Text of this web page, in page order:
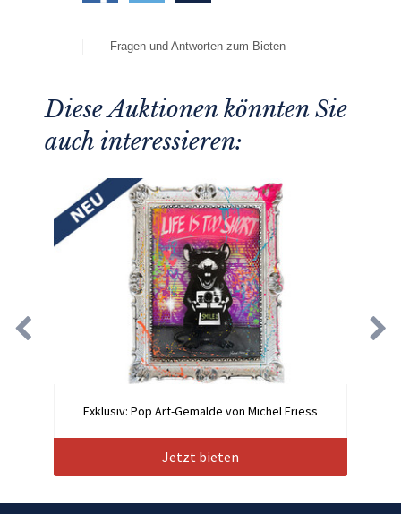
Fragen und Antworten zum Bieten
Diese Auktionen könnten Sie
auch interessieren:
Exklusiv: Pop Art-Gemälde von Michel Friess
Jetzt bieten